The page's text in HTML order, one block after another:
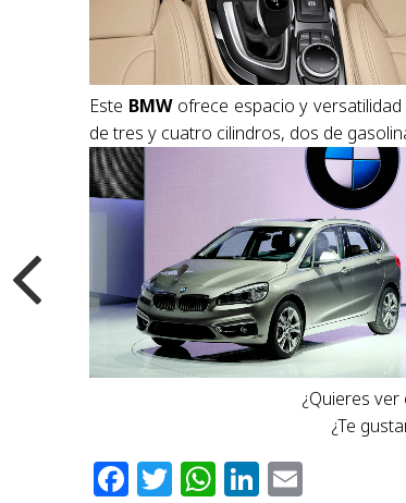
Este BMW ofrece espacio y
de tres y cuatro cilindros, dos de
¿Quieres
¿Te
Facebook
Twitter
WhatsApp
LinkedIn